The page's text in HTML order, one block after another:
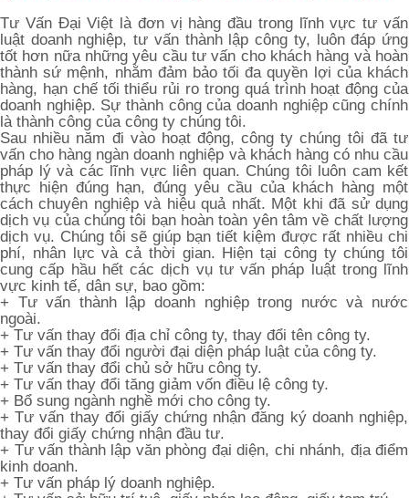
Tư Vấn Đại Việt là đơn vị hàng đầu trong lĩnh vực tư vấn
luật doanh nghiệp, tư vấn thành lập công ty, luôn đáp ứng
tốt hơn nữa những yêu cầu tư vấn cho khách hàng và hoàn
thành sứ mệnh, nhằm đảm bảo tối đa quyền lợi của khách
hàng, hạn chế tối thiểu rủi ro trong quá trình hoạt động của
doanh nghiệp. Sự thành công của doanh nghiệp cũng chính
là thành công của công ty chúng tôi.
Sau nhiều năm đi vào hoạt động, công ty chúng tôi đã tư
vấn cho hàng ngàn doanh nghiệp và khách hàng có nhu cầu
pháp lý và các lĩnh vực liên quan. Chúng tôi luôn cam kết
thực hiện đúng hạn, đúng yêu cầu của khách hàng một
cách chuyên nghiệp và hiệu quả nhất. Một khi đã sử dụng
dịch vụ của chúng tôi bạn hoàn toàn yên tâm về chất lượng
dịch vụ. Chúng tôi sẽ giúp bạn tiết kiệm được rất nhiều chi
phí, nhân lực và cả thời gian. Hiện tại công ty chúng tôi
cung cấp hầu hết các dịch vụ tư vấn pháp luật trong lĩnh
vực kinh tế, dân sự, bao gồm:
+ Tư vấn thành lập doanh nghiệp trong nước và nước
ngoài.
+ Tư vấn thay đổi địa chỉ công ty, thay đổi tên công ty.
+ Tư vấn thay đổi người đại diện pháp luật của công ty.
+ Tư vấn thay đổi chủ sở hữu công ty.
+ Tư vấn thay đổi tăng giảm vốn điều lệ công ty.
+ Bổ sung ngành nghề mới cho công ty.
+ Tư vấn thay đổi giấy chứng nhận đăng ký doanh nghiệp,
thay đổi giấy chứng nhận đầu tư.
+ Tư vấn thành lập văn phòng đại diện, chi nhánh, địa điểm
kinh doanh.
+ Tư vấn pháp lý doanh nghiệp.